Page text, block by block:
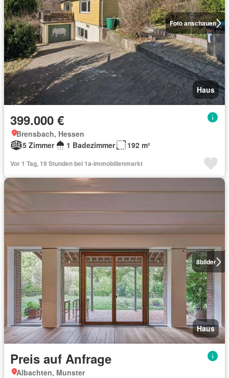
Foto anschauen
Haus
399.000 €
Brensbach, Hessen
5 Zimmer
1 Badezimmer 192 m²
Vor 1 Tag, 19 Stunden bei 1a-Immobilienmarkt
8bilder
Haus
Preis auf Anfrage
Albachten, Munster